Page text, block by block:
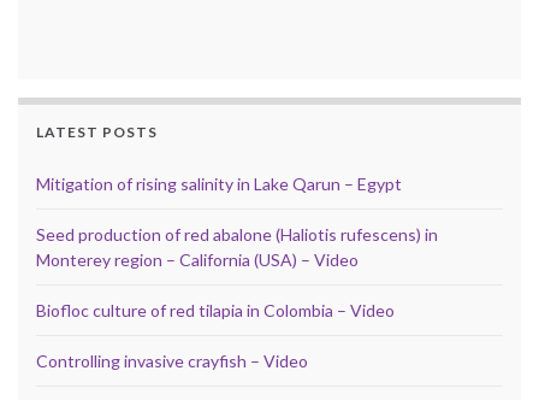
LATEST POSTS
Mitigation of rising salinity in Lake Qarun – Egypt
Seed production of red abalone (Haliotis rufescens) in
Monterey region – California (USA) – Video
Biofloc culture of red tilapia in Colombia – Video
Controlling invasive crayfish – Video